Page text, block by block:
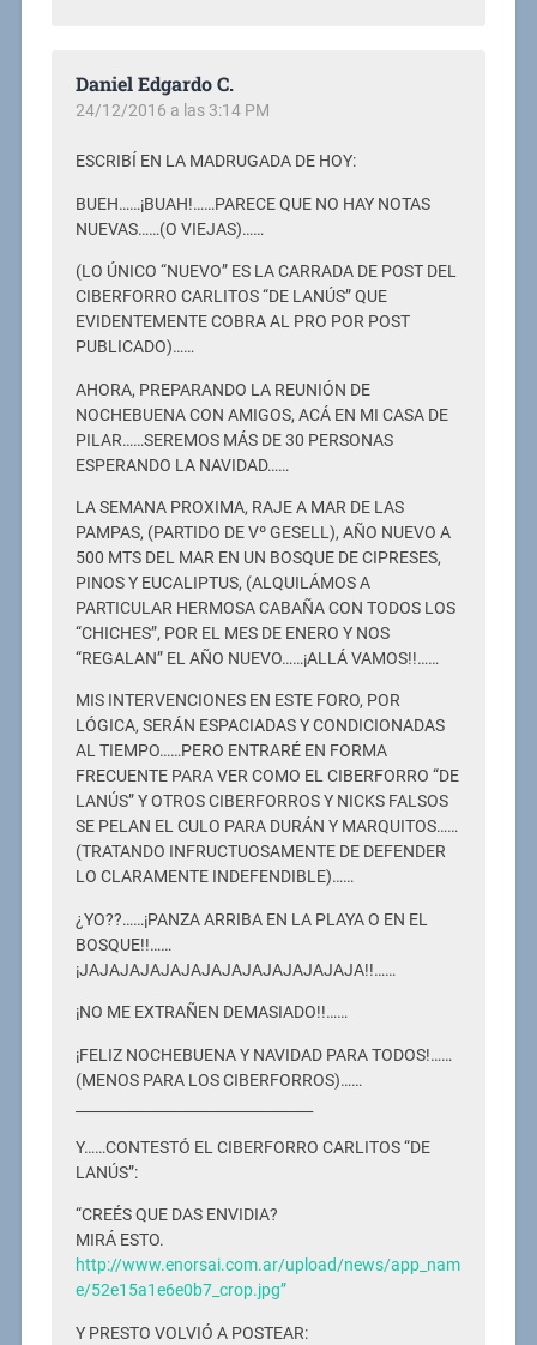
Daniel Edgardo C.
24/12/2016 a las 3:14 PM
ESCRIBÍ EN LA MADRUGADA DE HOY:
BUEH……¡BUAH!……PARECE QUE NO HAY NOTAS
NUEVAS……(O VIEJAS)……
(LO ÚNICO “NUEVO” ES LA CARRADA DE POST DEL
CIBERFORRO CARLITOS “DE LANÚS” QUE
EVIDENTEMENTE COBRA AL PRO POR POST
PUBLICADO)……
AHORA, PREPARANDO LA REUNIÓN DE
NOCHEBUENA CON AMIGOS, ACÁ EN MI CASA DE
PILAR……SEREMOS MÁS DE 30 PERSONAS
ESPERANDO LA NAVIDAD……
LA SEMANA PROXIMA, RAJE A MAR DE LAS
PAMPAS, (PARTIDO DE Vº GESELL), AÑO NUEVO A
500 MTS DEL MAR EN UN BOSQUE DE CIPRESES,
PINOS Y EUCALIPTUS, (ALQUILÁMOS A
PARTICULAR HERMOSA CABAÑA CON TODOS LOS
“CHICHES”, POR EL MES DE ENERO Y NOS
“REGALAN” EL AÑO NUEVO……¡ALLÁ VAMOS!!……
MIS INTERVENCIONES EN ESTE FORO, POR
LÓGICA, SERÁN ESPACIADAS Y CONDICIONADAS
AL TIEMPO……PERO ENTRARÉ EN FORMA
FRECUENTE PARA VER COMO EL CIBERFORRO “DE
LANÚS” Y OTROS CIBERFORROS Y NICKS FALSOS
SE PELAN EL CULO PARA DURÁN Y MARQUITOS……
(TRATANDO INFRUCTUOSAMENTE DE DEFENDER
LO CLARAMENTE INDEFENDIBLE)……
¿YO??……¡PANZA ARRIBA EN LA PLAYA O EN EL
BOSQUE!!……
¡JAJAJAJAJAJAJAJAJAJAJAJAJAJA!!……
¡NO ME EXTRAÑEN DEMASIADO!!……
¡FELIZ NOCHEBUENA Y NAVIDAD PARA TODOS!……
(MENOS PARA LOS CIBERFORROS)……
Y……CONTESTÓ EL CIBERFORRO CARLITOS “DE
LANÚS”:
“CREÉS QUE DAS ENVIDIA?
MIRÁ ESTO.
http://www.enorsai.com.ar/upload/news/app_nam
e/52e15a1e6e0b7_crop.jpg”
Y PRESTO VOLVIÓ A POSTEAR: